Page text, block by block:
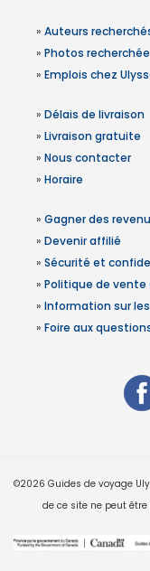
» Auteurs
» Photos
» Emplois chez
» Délais de livraison
» Livraison gratuite
» Nous contacter
» Horaire
» Gagner des
» Devenir affilié
» Sécurité et
» Politique de vente
» Information sur
» Foire aux
©2026 Guides de voyage
de ce site ne peut